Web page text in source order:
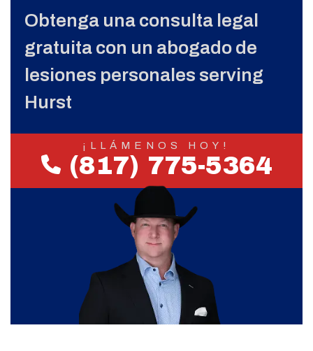
Obtenga una consulta legal
gratuita con un abogado de
lesiones personales serving
Hurst
¡LLÁMENOS HOY!
(817) 775-5364